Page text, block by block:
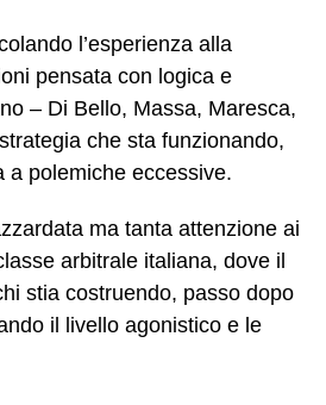
l’esperienza alla
pensata con logica e
– Di Bello, Massa, Maresca,
che sta funzionando,
a polemiche eccessive.
ma tanta attenzione ai
arbitrale italiana, dove il
stia costruendo, passo dopo
il livello agonistico e le